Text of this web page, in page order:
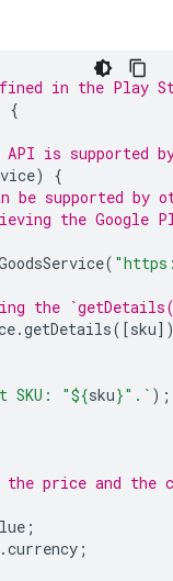
in the Play
{
is supported
)
{
be supported by
the Google
(
the
.getDetails([sku
SKU: "${sku}".` );
price and the
;
.currency ;